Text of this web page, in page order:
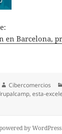
en Barcelona,
Author
Cibercomercios
,esta-
by WordPress